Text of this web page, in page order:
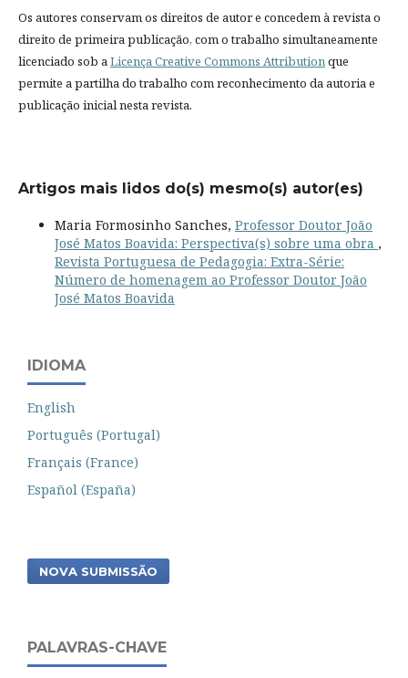
Os autores conservam os direitos de autor e concedem à revista o
direito de primeira publicação, com o trabalho simultaneamente
licenciado sob aLicença Creative Commons Attributionque
permite a partilha do trabalho com reconhecimento da autoria e
publicação inicial nesta revista.
Artigos mais lidos do(s) mesmo(s) autor(es)
Maria Formosinho Sanches, Professor Doutor João
José Matos Boavida: Perspectiva(s) sobre uma obra ,
Revista Portuguesa de Pedagogia: Extra-Série:
Número de homenagem ao Professor Doutor João
José Matos Boavida
IDIOMA
English
Português (Portugal)
Français (France)
Español (España)
NOVA SUBMISSÃO
PALAVRAS-CHAVE